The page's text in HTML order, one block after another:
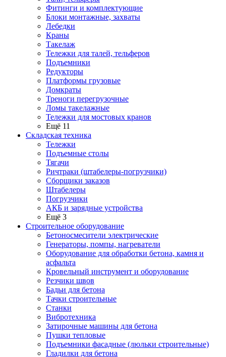
Фитинги и комплектующие
Блоки монтажные, захваты
Лебедки
Краны
Такелаж
Тележки для талей, тельферов
Подъемники
Редукторы
Платформы грузовые
Домкраты
Треноги перегрузочные
Ломы такелажные
Тележки для мостовых кранов
Ещё 11
Складская техника
Тележки
Подъемные столы
Тягачи
Ричтраки (штабелеры-погрузчики)
Сборщики заказов
Штабелеры
Погрузчики
АКБ и зарядные устройства
Ещё 3
Строительное оборудование
Бетоносмесители электрические
Генераторы, помпы, нагреватели
Оборудование для обработки бетона, камня и
асфальта
Кровельный инструмент и оборудование
Резчики швов
Бадьи для бетона
Тачки строительные
Станки
Вибротехника
Затирочные машины для бетона
Пушки тепловые
Подъемники фасадные (люльки строительные)
Гладилки для бетона